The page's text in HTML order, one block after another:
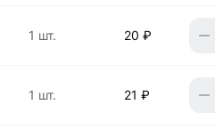
1 шт. 20 ₽
1 шт. 21 ₽